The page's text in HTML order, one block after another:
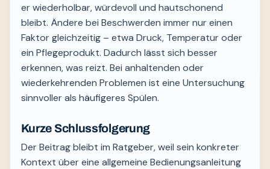
er wiederholbar, würdevoll und hautschonend
bleibt. Ändere bei Beschwerden immer nur einen
Faktor gleichzeitig – etwa Druck, Temperatur oder
ein Pflegeprodukt. Dadurch lässt sich besser
erkennen, was reizt. Bei anhaltenden oder
wiederkehrenden Problemen ist eine Untersuchung
sinnvoller als häufigeres Spülen.
Kurze Schlussfolgerung
Der Beitrag bleibt im Ratgeber, weil sein konkreter
Kontext über eine allgemeine Bedienungsanleitung